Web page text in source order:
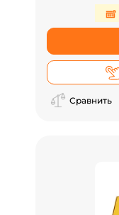
Сравнить